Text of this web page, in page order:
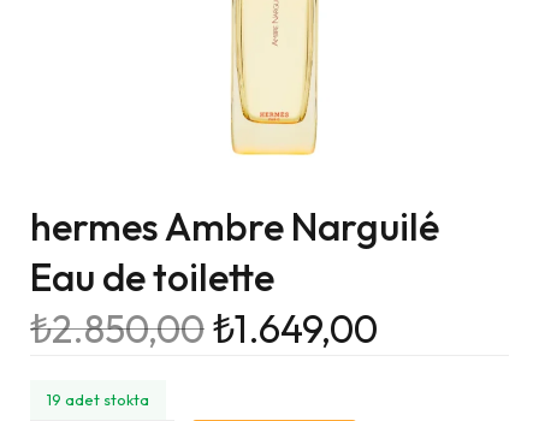
hermes Ambre Narguilé
Eau de toilette
₺2.850,00₺1.649,00
19 adet stokta